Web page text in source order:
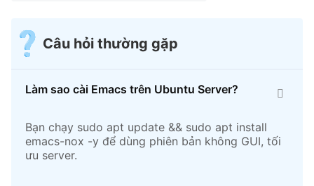
Câu hỏi thường gặp
Làm sao cài Emacs trên Ubuntu Server?
Bạn chạy sudo apt update && sudo apt install
emacs-nox -y để dùng phiên bản không GUI, tối
ưu server.